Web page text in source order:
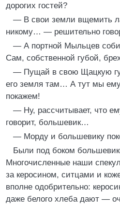
дорогих гостей?
— В свои земли вщемить
никому… — решительно
— А портной Мыльцев
Сам, собственной губой,
— Пущай в свою Щацкую
его земля там… А тут мы ему
покажем!
— Ну, рассчитывает, что
говорит, большевик…
— Морду и большевику
Были под боком
Многочисленные наши
за керосином, ситцами и
вполне одобрительно:
даже белого хлеба дают —